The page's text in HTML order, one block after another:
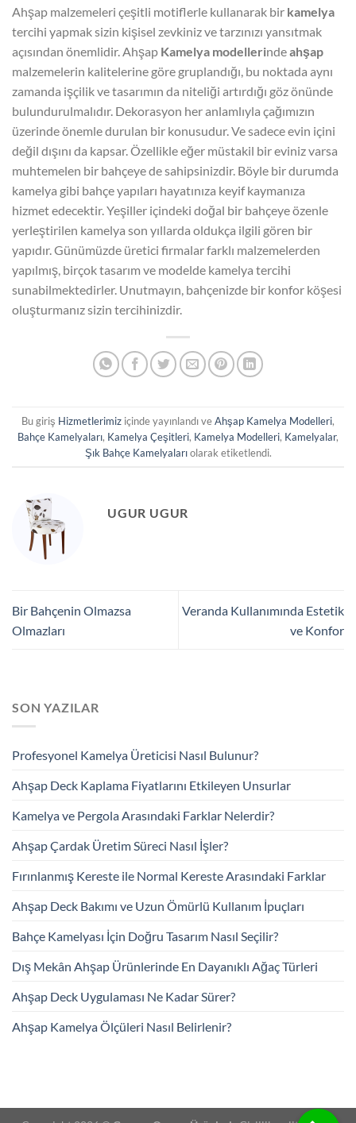
Ahşap malzemeleri çeşitli motiflerle kullanarak bir kamelya
tercihi yapmak sizin kişisel zevkiniz ve tarzınızı yansıtmak
açısından önemlidir. Ahşap Kamelya modellerindeahşap
malzemelerin kalitelerine göre gruplandığı, bu noktada aynı
zamanda işçilik ve tasarımın da niteliği artırdığı göz önünde
bulundurulmalıdır. Dekorasyon her anlamlıyla çağımızın
üzerinde önemle durulan bir konusudur. Ve sadece evin içini
değil dışını da kapsar. Özellikle eğer müstakil bir eviniz varsa
muhtemelen bir bahçeye de sahipsinizdir. Böyle bir durumda
kamelya gibi bahçe yapıları hayatınıza keyif kaymanıza
hizmet edecektir. Yeşiller içindeki doğal bir bahçeye özenle
yerleştirilen kamelya son yıllarda oldukça ilgili gören bir
yapıdır. Günümüzde üretici firmalar farklı malzemelerden
yapılmış, birçok tasarım ve modelde kamelya tercihi
sunabilmektedirler. Unutmayın, bahçenizde bir konfor köşesi
oluşturmanız sizin tercihinizdir.
Bu giriş Hizmetlerimiz içinde yayınlandı veAhşap Kamelya Modelleri,
Bahçe Kamelyaları, Kamelya Çeşitleri, Kamelya Modelleri, Kamelyalar,
Şık Bahçe Kamelyalarıolarak etiketlendi.
UGUR UGUR
Bir Bahçenin Olmazsa
Olmazları
Veranda Kullanımında Estetik
ve Konfor
SON YAZILAR
Profesyonel Kamelya Üreticisi Nasıl Bulunur?
Ahşap Deck Kaplama Fiyatlarını Etkileyen Unsurlar
Kamelya ve Pergola Arasındaki Farklar Nelerdir?
Ahşap Çardak Üretim Süreci Nasıl İşler?
Fırınlanmış Kereste ile Normal Kereste Arasındaki Farklar
Ahşap Deck Bakımı ve Uzun Ömürlü Kullanım İpuçları
Bahçe Kamelyası İçin Doğru Tasarım Nasıl Seçilir?
Dış Mekân Ahşap Ürünlerinde En Dayanıklı Ağaç Türleri
Ahşap Deck Uygulaması Ne Kadar Sürer?
Ahşap Kamelya Ölçüleri Nasıl Belirlenir?